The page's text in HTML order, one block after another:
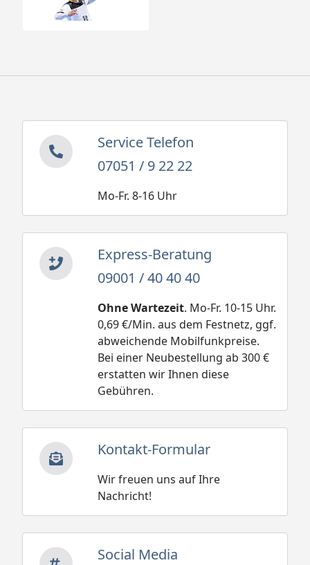
Service Telefon
07051 / 9 22 22
Mo-Fr. 8-16 Uhr
Express-Beratung
09001 / 40 40 40
Ohne Wartezeit. Mo-Fr. 10-15 Uhr.
0,69 €/Min. aus dem Festnetz, ggf.
abweichende Mobilfunkpreise.
Bei einer Neubestellung ab 300 €
erstatten wir Ihnen diese
Gebühren.
Kontakt-Formular
Wir freuen uns auf Ihre
Nachricht!
Social Media